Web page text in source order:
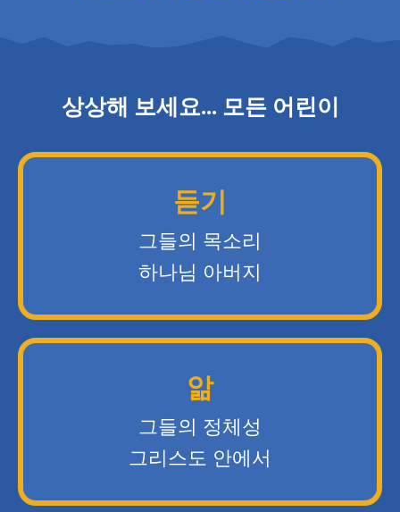
상상해 보세요... 모든 어린이
듣기
그들의 목소리
하나님 아버지
앎
그들의 정체성
그리스도 안에서